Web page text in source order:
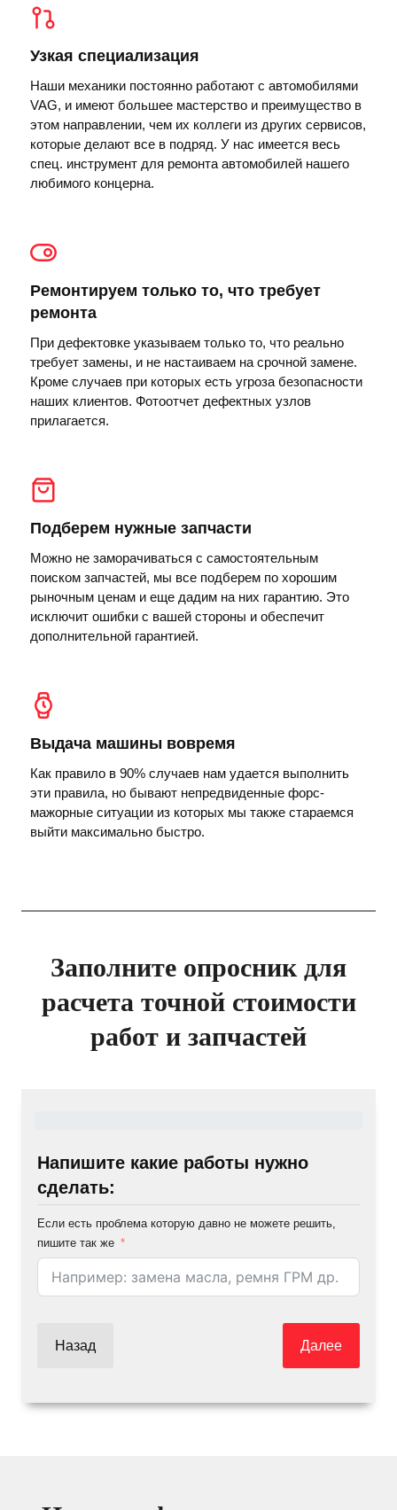
Узкая специализация
Наши механики постоянно работают с автомобилями
VAG, и имеют большее мастерство и преимущество в
этом направлении, чем их коллеги из других сервисов,
которые делают все в подряд. У нас имеется весь
спец. инструмент для ремонта автомобилей нашего
любимого концерна.
Ремонтируем только то, что требует
ремонта
При дефектовке указываем только то, что реально
требует замены, и не настаиваем на срочной замене.
Кроме случаев при которых есть угроза безопасности
наших клиентов. Фотоотчет дефектных узлов
прилагается.
Подберем нужные запчасти
Можно не заморачиваться с самостоятельным
поиском запчастей, мы все подберем по хорошим
рыночным ценам и еще дадим на них гарантию. Это
исключит ошибки с вашей стороны и обеспечит
дополнительной гарантией.
Выдача машины вовремя
Как правило в 90% случаев нам удается выполнить
эти правила, но бывают непредвиденные форс-
мажорные ситуации из которых мы также стараемся
выйти максимально быстро.
Заполните опросник для
расчета точной стоимости
работ и запчастей
Напишите какие работы нужно
сделать:
Если есть проблема которую давно не можете решить,
пишите так же
Назад Далее